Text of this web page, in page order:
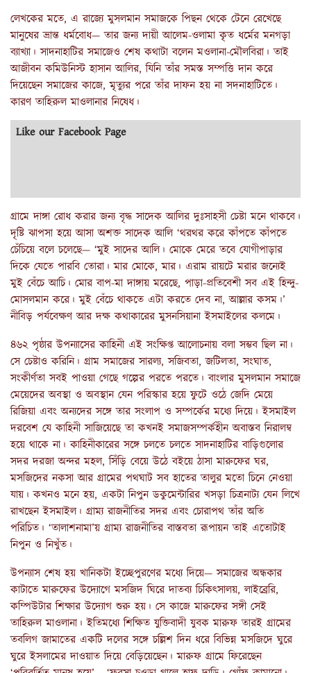
লেখকের মতে, এ রাজ্যে মুসলমান সমাজকে পিছন থেকে টেনে রেখেছে
মানুষের ভ্রান্ত ধর্মবোধ— তার জন্য দায়ী আলেম-ওলামা কৃত ধর্মের মনগড়া
ব্যাখ্যা। সাদনাহাটির সমাজেও শেষ কথাটা বলেন মওলানা-মৌ‌লবিরা। তাই
আজীবন কমিউনিস্ট হাসান আলির, যিনি তাঁর সমস্ত সম্পত্তি দান করে
দিয়েছেন সমাজের কাজে, মৃত্যুর পরে তাঁর দাফন হয় না সদনাহাটিতে।
কারণ তাহিরুল মাওলানার নিষেধ।
Like our Facebook Page
গ্রামে দাঙ্গা রোধ করার জন্য বৃদ্ধ সাদেক আলির দুঃসাহসী চেষ্টা মনে থাকবে।
দৃষ্টি ঝাপসা হয়ে আসা অশক্ত সাদেক আলি ‘থরথর করে কাঁপতে কাঁপতে
চেঁচিয়ে বলে চলেছে— ‘মুই সাদের আলি। মোকে মেরে তবে যোগীপাড়ার
দিকে যেতে পারবি তোরা। মার মোকে, মার। এরাম রায়টে মরার জন্যেই
মুই বেঁচে আচি। মোর বাপ-মা দাঙ্গায় মরেছে, পাড়া-প্রতিবেশী সব এই হিন্দু-
মোসলমান করে। মুই বেঁচে থাকতে এটা করতে দেব না, আল্লার কসম।’
নীবিড় পর্যবেক্ষণ আর দক্ষ কথাকারের মুসনসিয়ানা ইসমাইলের কলমে।
৪৬২ পৃষ্ঠার উপন্যাসের কাহিনী এই সংক্ষিপ্ত আলোচনায় বলা সম্ভব ছিল না।
সে চেষ্টাও করিনি। গ্রাম সমাজের সারল্য, সজিবতা, জটিলতা, সংঘাত,
সংকীর্ণতা সবই পাওয়া গেছে গল্পের পরতে পরতে। বাংলার মুসলমান সমাজে
মেয়েদের অবস্থা ও অবস্থান যেন পরিস্কার হয়ে ফুটে ওঠে জেদি মেয়ে
রিজিয়া এবং অন্যদের সঙ্গে তার সংলাপ ও সম্পর্কের মধ্যে দিয়ে। ইসমাইল
দরবেশ যে কাহিনী সাজিয়েছে তা কখনই সমাজসম্পর্কহীন অবাস্তব নিরালম্ব
হয়ে থাকে না। কাহিনীকারের সঙ্গে চলতে চলতে সাদনাহাটির বাড়িগুলোর
সদর দরজা অন্দর মহল, সিঁড়ি বেয়ে উঠে বইয়ে ঠাসা মারুফের ঘর,
মসজিদের নকসা আর গ্রামের পথঘাট সব হাতের তালুর মতো চিনে নেওয়া
যায়। কখনও মনে হয়, একটা নিপুন ডকুমেন্টারির খসড়া চিত্রনাট্য যেন লিখে
রাখছেন ইসমাইল। গ্রাম্য রাজনীতির সদর এবং চোরাপথ তাঁর অতি
পরিচিত। ‘তালাশনামা’য় গ্রাম্য রাজনীতির বাস্তবতা রূপায়ন তাই এতোটাই
নিপুন ও নিখুঁত।
উপন্যাস শেষ হয় খানিকটা ইচ্ছেপুরণের মধ্যে দিয়ে— সমাজের অন্ধকার
কাটাতে মারুফের উদ্যোগে মসজিদ ঘিরে দাতব্য চিকিৎসালয়, লাইব্রেরি,
কম্পিউটার শিক্ষার উদ্যোগ শুরু হয়। সে কাজে মারুফের সঙ্গী সেই
তাহিরুল মাওলানা। ইতিমধ্যে শিক্ষিত যুক্তিবাদী যুবক মারুফ তারই গ্রামের
তবলিগ জামাতের একটি দলের সঙ্গে চল্লিশ দিন ধরে বিভিন্ন মসজিদে ঘুরে
ঘুরে ইসলামের দাওয়াত দিয়ে বেড়িয়েছেন। মারুফ গ্রামে ফিরেছেন